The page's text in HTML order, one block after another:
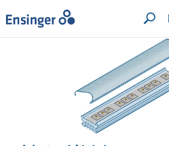
お問い合わせリスト
ホ
ー
ム